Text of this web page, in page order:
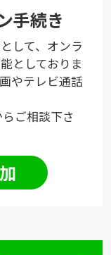
手続き
して、オンラ
としておりま
やテレビ通話
ご相談下さ